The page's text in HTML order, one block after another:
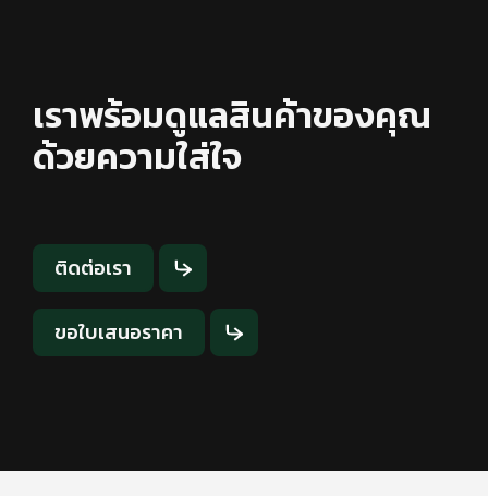
เราพร้อมดูแลสินค้าของคุณ
ด้วยความใส่ใจ
ติดต่อเรา
ขอใบเสนอราคา